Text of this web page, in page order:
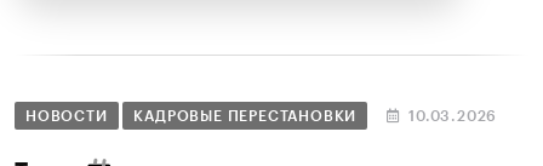
НОВОСТИ КАДРОВЫЕ ПЕРЕСТАНОВКИ 10.03.2026